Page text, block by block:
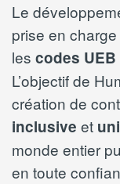
Le
prise en
les codes UEB
L’objectif de
création de
inclusive et
monde entier
en toute